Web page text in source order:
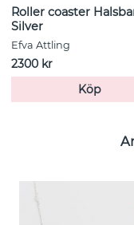
Roller coaster
Silver
Efva Attling
2300 kr
Köp